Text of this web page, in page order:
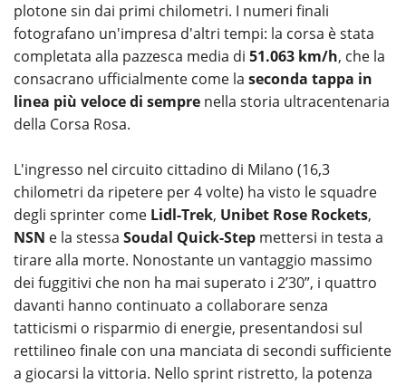
plotone sin dai primi chilometri. I numeri finali
fotografano un'impresa d'altri tempi: la corsa è stata
completata alla pazzesca media di 51.063 km/h, che la
consacrano ufficialmente come la seconda tappa in
linea più veloce di sempre nella storia ultracentenaria
della Corsa Rosa.
L'ingresso nel circuito cittadino di Milano (16,3
chilometri da ripetere per 4 volte) ha visto le squadre
degli sprinter come Lidl-Trek, Unibet Rose Rockets,
NSN e la stessa Soudal Quick-Step mettersi in testa a
tirare alla morte. Nonostante un vantaggio massimo
dei fuggitivi che non ha mai superato i 2’30”, i quattro
davanti hanno continuato a collaborare senza
tatticismi o risparmio di energie, presentandosi sul
rettilineo finale con una manciata di secondi sufficiente
a giocarsi la vittoria. Nello sprint ristretto, la potenza